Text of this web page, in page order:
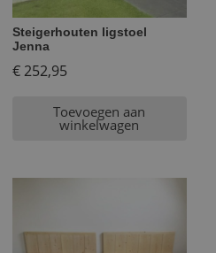
Steigerhouten ligstoel
Jenna
€252,95
Toevoegen aan
winkelwagen